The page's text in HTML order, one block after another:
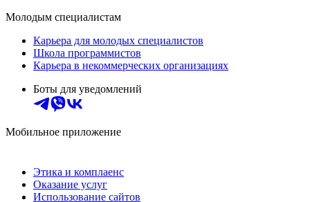
Молодым специалистам
Карьера для молодых специалистов
Школа программистов
Карьера в некоммерческих организациях
Боты для уведомлений
Мобильное приложение
Этика и комплаенс
Оказание услуг
Использование сайтов